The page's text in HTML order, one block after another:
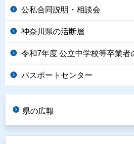
公私合同説明・相談会
神奈川県の活断層
令和7年度 公立中学校等卒業者
パスポートセンター
県の広報